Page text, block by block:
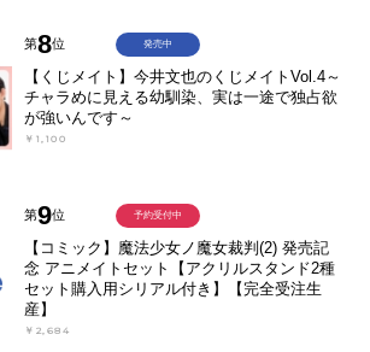
第8位
【くじメイト】今井文也のくじメイトVol.4～
チャラめに見える幼馴染、実は一途で独占欲
が強いんです～
￥1,100
発売中
第9位
【コミック】魔法少女ノ魔女裁判(2) 発売記
念 アニメイトセット【アクリルスタンド2種
セット購入用シリアル付き】【完全受注生
産】
￥2,684
予約受付中